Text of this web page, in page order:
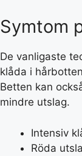
Symtom
De vanligaste
klåda i
Betten kan
mindre utslag.
Intensiv
Röda